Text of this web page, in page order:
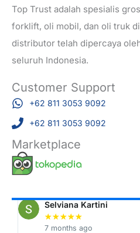
Top Trust adalah spesialis
forklift, oli mobil, dan oli truk
distributor telah dipercaya
seluruh Indonesia.
Customer Support
+62 811 3053 9092
+62 811 3053 9092
Marketplace
Selviana Kartini
★★★★★
7 months ago